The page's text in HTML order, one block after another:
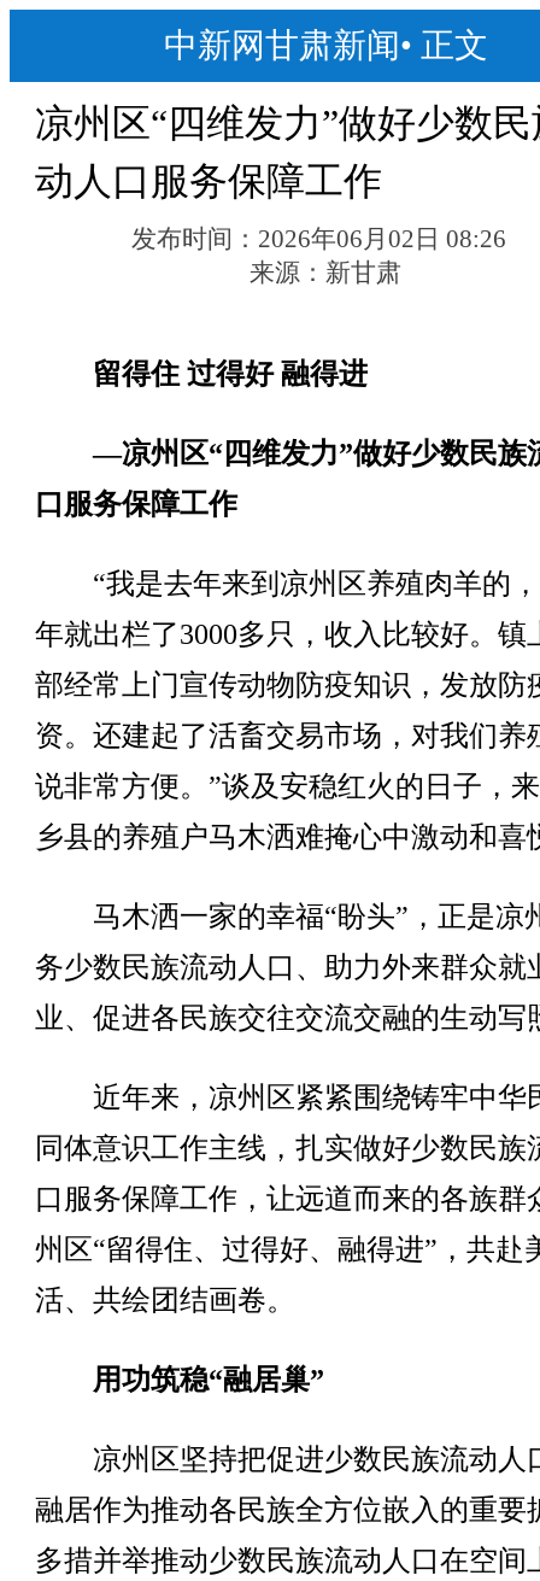
中新网甘肃新闻• 正文
凉州区“四维发力”做好少数
动人口服务保障工作
发布时间： 2026年06月02日 08:26
来源： 新甘肃
留得住 过得好 融得进
—凉州区“四维发力”做好少数民族
口服务保障工作
“我是去年来到凉州区养殖肉羊的
年就出栏了3000多只，收入比较好。镇
部经常上门宣传动物防疫知识，发放防
资。还建起了活畜交易市场，对我们养
说非常方便。”谈及安稳红火的日子，
乡县的养殖户马木洒难掩心中激动和喜
马木洒一家的幸福“盼头”，正是凉
务少数民族流动人口、助力外来群众就
业、促进各民族交往交流交融的生动写
近年来，凉州区紧紧围绕铸牢中华
同体意识工作主线，扎实做好少数民族
口服务保障工作，让远道而来的各族群
州区“留得住、过得好、融得进”，共赴
活、共绘团结画卷。
用功筑稳“融居巢”
凉州区坚持把促进少数民族流动人
融居作为推动各民族全方位嵌入的重要
多措并举推动少数民族流动人口在空间